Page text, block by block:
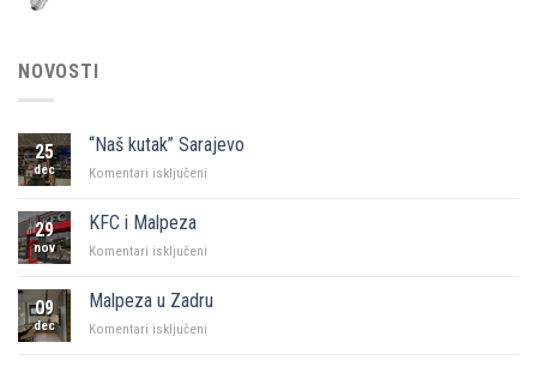
NOVOSTI
25
dec
“Naš kutak” Sarajevo
Komentari isključeni
29
nov
KFC i Malpeza
Komentari isključeni
Malpeza
09
dec
Malpeza u Zadru
Komentari isključeni